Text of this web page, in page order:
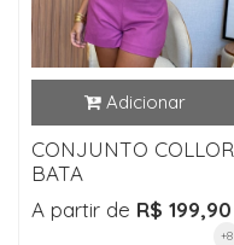
CONJUNTO COLLOR
BATA
A partir de R$ 199,90
+8